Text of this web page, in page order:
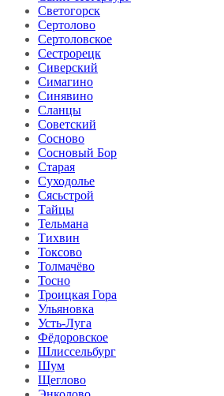
Светогорск
Сертолово
Сертоловское
Сестрорецк
Сиверский
Симагино
Синявино
Сланцы
Советский
Сосново
Сосновый Бор
Старая
Суходолье
Сясьстрой
Тайцы
Тельмана
Тихвин
Токсово
Толмачёво
Тосно
Троицкая Гора
Ульяновка
Усть-Луга
Фёдоровское
Шлиссельбург
Шум
Щеглово